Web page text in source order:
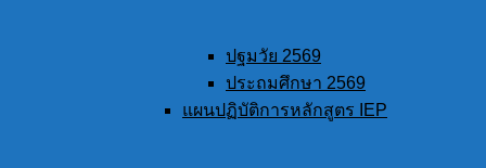
ปฐมวัย 2569
ประถมศึกษา 2569
แผนปฏิบัติการหลักสูตร IEP